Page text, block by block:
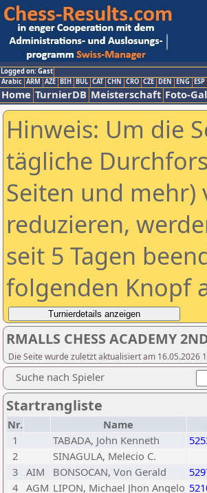
Logged on: Gast
Arabic ARM AZE BIH BUL CAT CHN CRO CZE DEN ENG ESP
Home TurnierDB Meisterschaft Foto-
Hinweis: Um die
tägliche
Seiten und mehr)
reduzieren,
seit 5 Tagen
folgenden Knopf
RMALLS CHESS ACADEMY
Die Seite wurde zuletzt aktualisiert am 16.05.2026
Suche nach Spieler
Startrangliste
Nr. Name
1
TABADA, John Kenneth
2
SINAGULA, Melecio C.
3 AIM BONSOCAN, Von Gerald
4 AGM LIPON, Michael Jhon Angelo